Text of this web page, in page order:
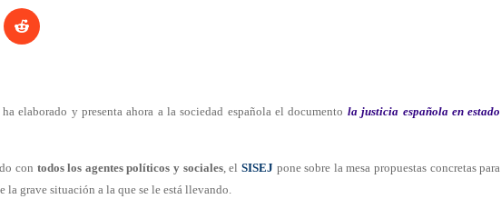
elaborado y presenta ahora a la sociedad española el documento la justicia española en estado
con todos los agentes políticos y sociales, el SISEJ pone sobre la mesa propuestas concretas para
grave situación a la que se le está llevando.